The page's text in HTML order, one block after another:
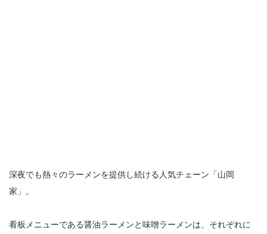
深夜でも熱々のラーメンを提供し続ける人気チェーン「山岡
家」。
看板メニューである醤油ラーメンと味噌ラーメンは、それぞれに